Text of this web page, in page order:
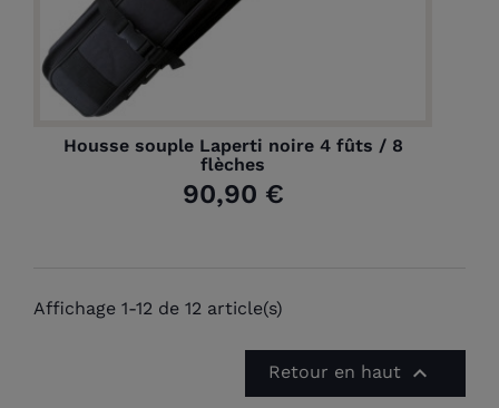
Housse souple Laperti noire 4 fûts / 8
flèches
90,90 €
Affichage 1-12 de 12 article(s)
Retour en haut 